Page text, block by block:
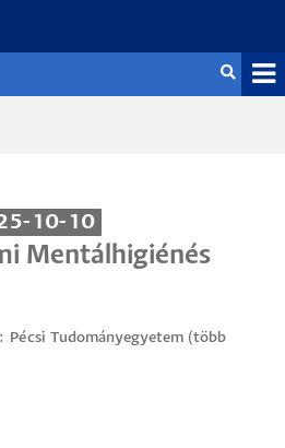
10-10
Mentálhigiénés
Pécsi Tudományegyetem (több